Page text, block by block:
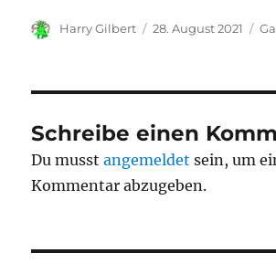
Autor
Harry Gilbert
Veröffentlicht
28. August 2021
Schreibe einen
Du musstangemeldet sein, um
Kommentar abzugeben.